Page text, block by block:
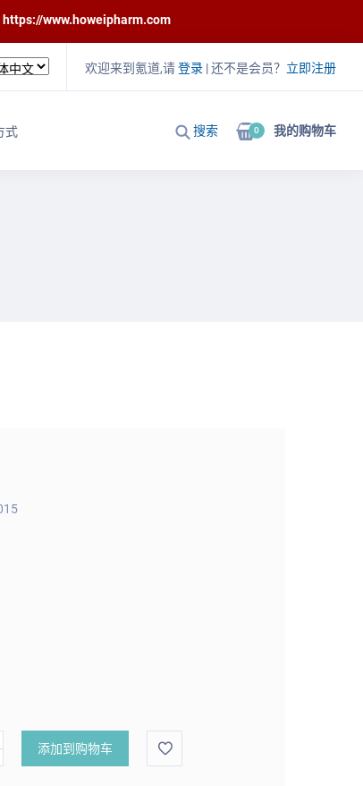
https://www.howeipharm.com
欢迎来到氪道,请登录 | 还不是会员？ 立即注册
式 搜索 0 我的购物车
添加到购物车